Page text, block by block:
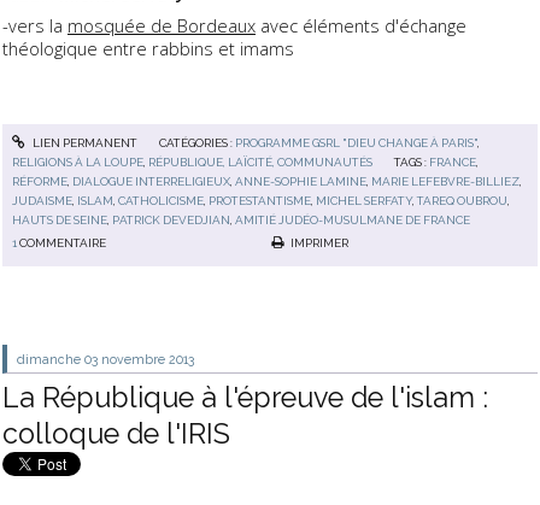
-vers la mosquée de Bordeaux avec éléments d'échange
théologique entre rabbins et imams
LIEN PERMANENT CATÉGORIES : PROGRAMME GSRL "DIEU CHANGE À PARIS",
RELIGIONS À LA LOUPE, RÉPUBLIQUE, LAÏCITÉ, COMMUNAUTÉS TAGS : FRANCE,
RÉFORME, DIALOGUE INTERRELIGIEUX,ANNE-SOPHIE LAMINE, MARIE LEFEBVRE-BILLIEZ,
JUDAISME, ISLAM,CATHOLICISME, PROTESTANTISME, MICHEL SERFATY,TAREQ OUBROU,
HAUTS DE SEINE, PATRICK DEVEDJIAN,AMITIÉ JUDÉO-MUSULMANE DE FRANCE
1 COMMENTAIRE IMPRIMER
dimanche 03 novembre 2013
La République à l'épreuve de l'islam :
colloque de l'IRIS